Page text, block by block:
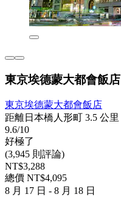
東京埃德蒙大都會飯店
東京埃德蒙大都會飯店
距離日本橋人形町 3.5 公里
9.6/10
好極了
(3,945 則評論)
NT$3,288
總價 NT$4,095
8 月 17 日 - 8 月 18 日